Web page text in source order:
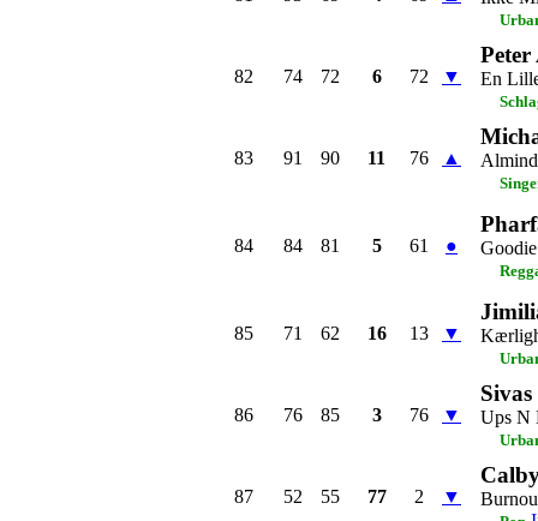
82 74 72 6 72 ▼ En
83 91 90 11 76 ▲
84 84 81 5 61 ●
85 71 62 16 13 ▼
86 76 85 3 76 ▼
Sivas
Ups N
87 52 55 77 2 ▼